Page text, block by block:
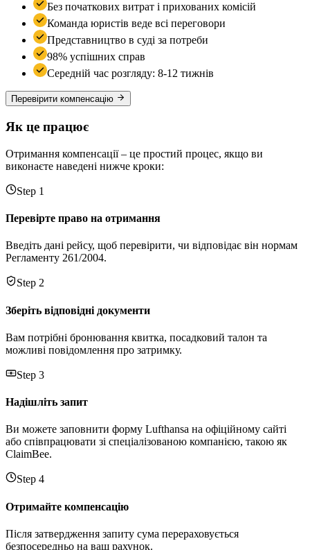
Без початкових витрат і прихованих комісій
Команда юристів веде всі переговори
Представництво в суді за потреби
98% успішних справ
Середній час розгляду: 8-12 тижнів
Перевірити компенсацію
Як це працює
Отримання компенсації – це простий процес, якщо ви
виконаєте наведені нижче кроки:
Step 1
Перевірте право на отримання
Введіть дані рейсу, щоб перевірити, чи відповідає він нормам
Регламенту 261/2004.
Step 2
Зберіть відповідні документи
Вам потрібні бронювання квитка, посадковий талон та
можливі повідомлення про затримку.
Step 3
Надішліть запит
Ви можете заповнити форму Lufthansa на офіційному сайті
або співпрацювати зі спеціалізованою компанією, такою як
ClaimBee.
Step 4
Отримайте компенсацію
Після затвердження запиту сума перераховується
безпосередньо на ваш рахунок.